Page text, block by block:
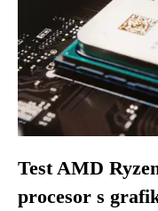
Test AMD
procesor s